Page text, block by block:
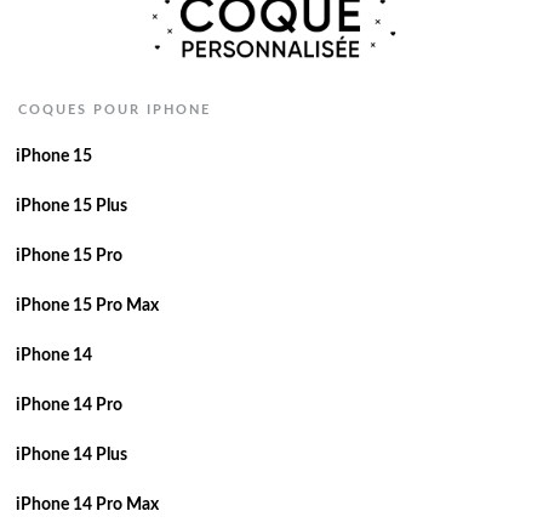
COQUES POUR IPHONE
iPhone 15
iPhone 15 Plus
iPhone 15 Pro
iPhone 15 Pro Max
iPhone 14
iPhone 14 Pro
iPhone 14 Plus
iPhone 14 Pro Max